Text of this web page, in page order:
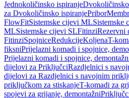
Jednokoličinsko ispiranje
za Dvokoličinsko ispiranjePribor
FlowFitSistemske cijevi MLSistemske
MLSistemske cijevi SLFitinziRezervni
FitinziSpojniceRedukcijeKoljenaT-
fiksniPrijelazni komadi i spojnice,
Prijelazni komadi i spojnice,
dijelovi za PriključciRazdjelnici s
dijelovi za Razdjelnici s navojnim
priključkom za stiskanjeT-komadi za
spojevi za grijanje, demontažni